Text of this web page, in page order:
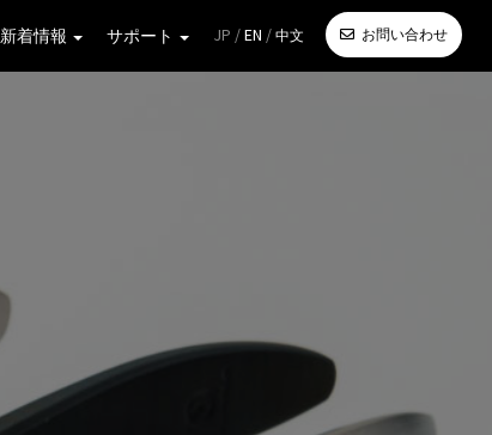
JP /EN / 中文 お問い合わせ
新着情報 サポート